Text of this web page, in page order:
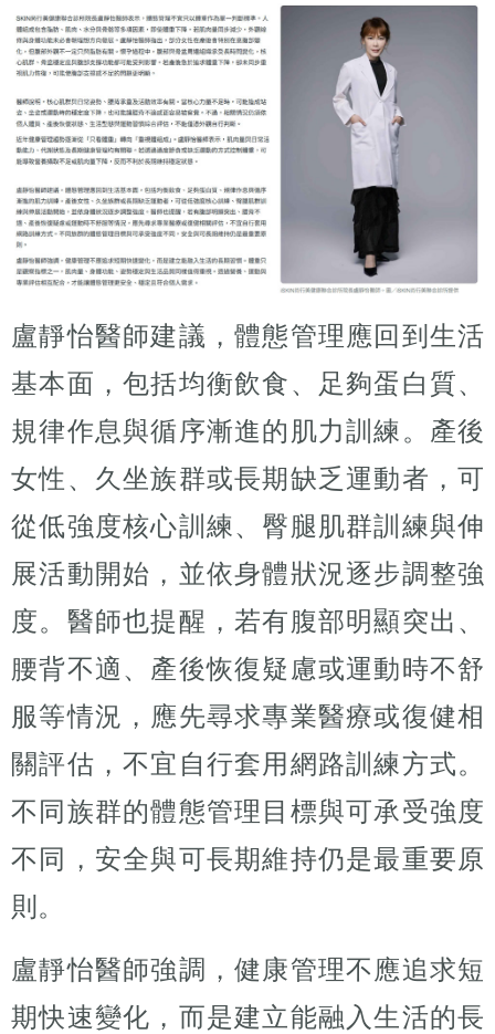
盧靜怡醫師建議，體態管理應回到生活
基本面，包括均衡飲食、足夠蛋白質、
規律作息與循序漸進的肌力訓練。產後
女性、久坐族群或長期缺乏運動者，可
從低強度核心訓練、臀腿肌群訓練與伸
展活動開始，並依身體狀況逐步調整強
度。醫師也提醒，若有腹部明顯突出、
腰背不適、產後恢復疑慮或運動時不舒
服等情況，應先尋求專業醫療或復健相
關評估，不宜自行套用網路訓練方式。
不同族群的體態管理目標與可承受強度
不同，安全與可長期維持仍是最重要原
則。
盧靜怡醫師強調，健康管理不應追求短
期快速變化，而是建立能融入生活的長